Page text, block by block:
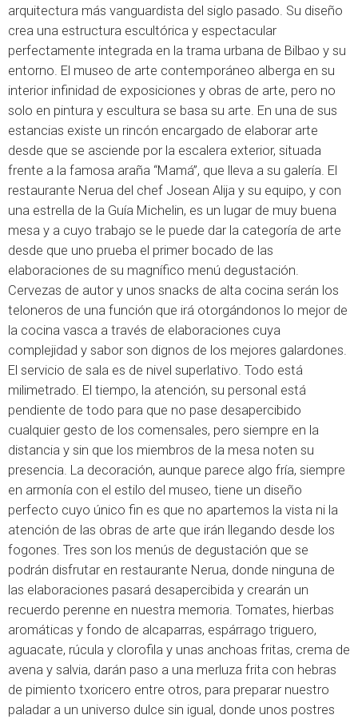
arquitectura más vanguardista del siglo pasado. Su diseño
crea una estructura escultórica y espectacular
perfectamente integrada en la trama urbana de Bilbao y su
entorno. El museo de arte contemporáneo alberga en su
interior infinidad de exposiciones y obras de arte, pero no
solo en pintura y escultura se basa su arte. En una de sus
estancias existe un rincón encargado de elaborar arte
desde que se asciende por la escalera exterior, situada
frente a la famosa araña “Mamá”, que lleva a su galería. El
restaurante Nerua del chef Josean Alija y su equipo, y con
una estrella de la Guía Michelin, es un lugar de muy buena
mesa y a cuyo trabajo se le puede dar la categoría de arte
desde que uno prueba el primer bocado de las
elaboraciones de su magnífico menú degustación.
Cervezas de autor y unos snacks de alta cocina serán los
teloneros de una función que irá otorgándonos lo mejor de
la cocina vasca a través de elaboraciones cuya
complejidad y sabor son dignos de los mejores galardones.
El servicio de sala es de nivel superlativo. Todo está
milimetrado. El tiempo, la atención, su personal está
pendiente de todo para que no pase desapercibido
cualquier gesto de los comensales, pero siempre en la
distancia y sin que los miembros de la mesa noten su
presencia. La decoración, aunque parece algo fría, siempre
en armonía con el estilo del museo, tiene un diseño
perfecto cuyo único fin es que no apartemos la vista ni la
atención de las obras de arte que irán llegando desde los
fogones. Tres son los menús de degustación que se
podrán disfrutar en restaurante Nerua, donde ninguna de
las elaboraciones pasará desapercibida y crearán un
recuerdo perenne en nuestra memoria. Tomates, hierbas
aromáticas y fondo de alcaparras, espárrago triguero,
aguacate, rúcula y clorofila y unas anchoas fritas, crema de
avena y salvia, darán paso a una merluza frita con hebras
de pimiento txoricero entre otros, para preparar nuestro
paladar a un universo dulce sin igual, donde unos postres